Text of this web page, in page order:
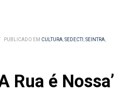
PUBLICADO EM CULTURA,SEDECTI ,SEINTRA,
Rua é Nossa’